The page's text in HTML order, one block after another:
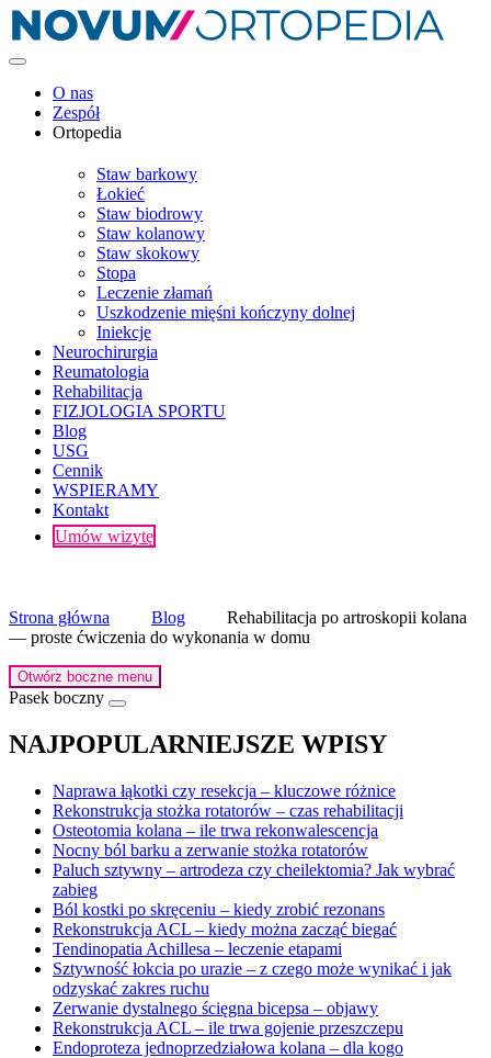
O nas
Zespół
Ortopedia
Staw barkowy
Łokieć
Staw biodrowy
Staw kolanowy
Staw skokowy
Stopa
Leczenie złamań
Uszkodzenie mięśni kończyny dolnej
Iniekcje
Neurochirurgia
Reumatologia
Rehabilitacja
FIZJOLOGIA SPORTU
Blog
USG
Cennik
WSPIERAMY
Kontakt
Umów wizytę
Strona główna Blog
Rehabilitacja po artroskopii kolana
— proste ćwiczenia do wykonania w domu
Otwórz boczne menu
Pasek boczny
NAJPOPULARNIEJSZE WPISY
Naprawa łąkotki czy resekcja – kluczowe różnice
Rekonstrukcja stożka rotatorów – czas rehabilitacji
Osteotomia kolana – ile trwa rekonwalescencja
Nocny ból barku a zerwanie stożka rotatorów
Paluch sztywny – artrodeza czy cheilektomia? Jak wybrać
zabieg
Ból kostki po skręceniu – kiedy zrobić rezonans
Rekonstrukcja ACL – kiedy można zacząć biegać
Tendinopatia Achillesa – leczenie etapami
Sztywność łokcia po urazie – z czego może wynikać i jak
odzyskać zakres ruchu
Zerwanie dystalnego ścięgna bicepsa – objawy
Rekonstrukcja ACL – ile trwa gojenie przeszczepu
Endoproteza jednoprzedziałowa kolana – dla kogo